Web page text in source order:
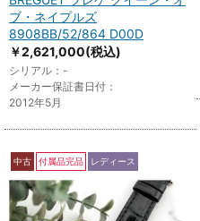
ブ・ネイプルズ
8908BB/52/864 D00D
￥2,621,000(税込)
シリアル：-
メーカー保証書日付：
2012年5月
中古 付属品完品 レディース